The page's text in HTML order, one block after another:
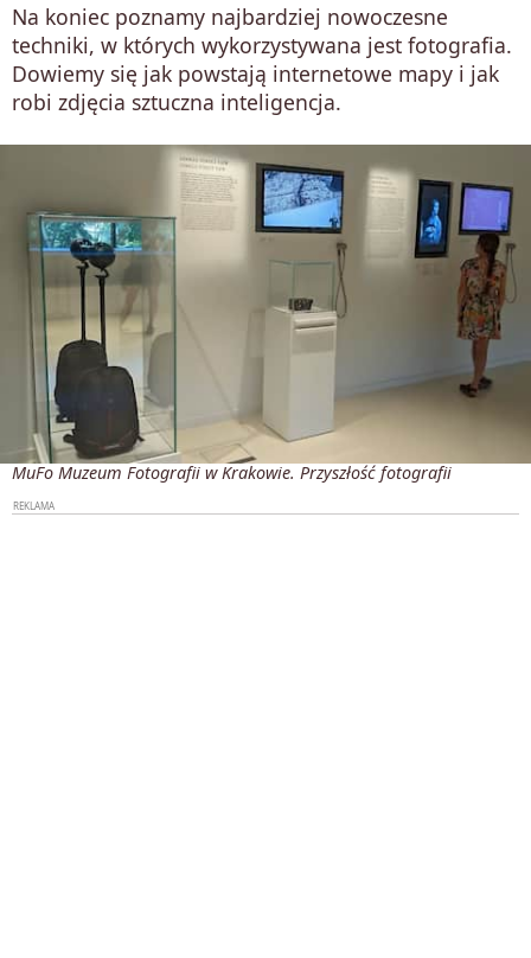
Na koniec poznamy najbardziej nowoczesne
techniki, w których wykorzystywana jest fotografia.
Dowiemy się jak powstają internetowe mapy i jak
robi zdjęcia sztuczna inteligencja.
MuFo Muzeum Fotografii w Krakowie. Przyszłość fotografii